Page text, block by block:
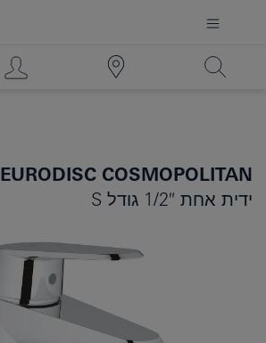
EURODISC COSMOPOLITAN
ידית אחת 1/2″ גודל S